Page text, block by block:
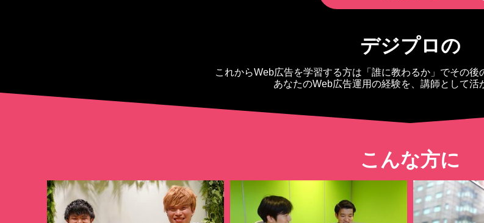
デジプロの
これからWeb広告を学習する方は「誰に教わるか」でその後
あなたのWeb広告運用の経験を、講師として活
こんな方に